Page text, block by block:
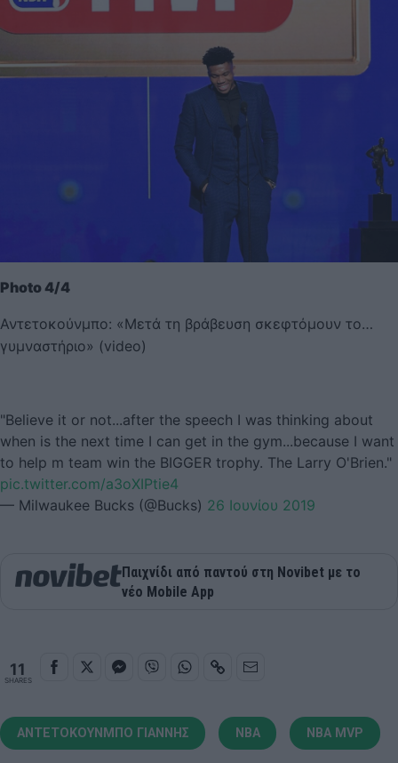
Photo 4/4
Αντετοκούνμπο: «Μετά τη βράβευση σκεφτόμουν το…
γυμναστήριο» (video)
"Believe it or not...after the speech I was thinking about
when is the next time I can get in the gym...because I want
to help m team win the BIGGER trophy. The Larry O'Brien."
pic.twitter.com/a3oXIPtie4
— Milwaukee Bucks (@Bucks) 26 Ιουνίου 2019
Παιχνίδι από παντού στη Novibet με το
νέο Mobile App
11
SHARES
ΑΝΤΕΤΟΚΟΥΝΜΠΟ ΓΙΑΝΝΗΣ NBA NBA MVP